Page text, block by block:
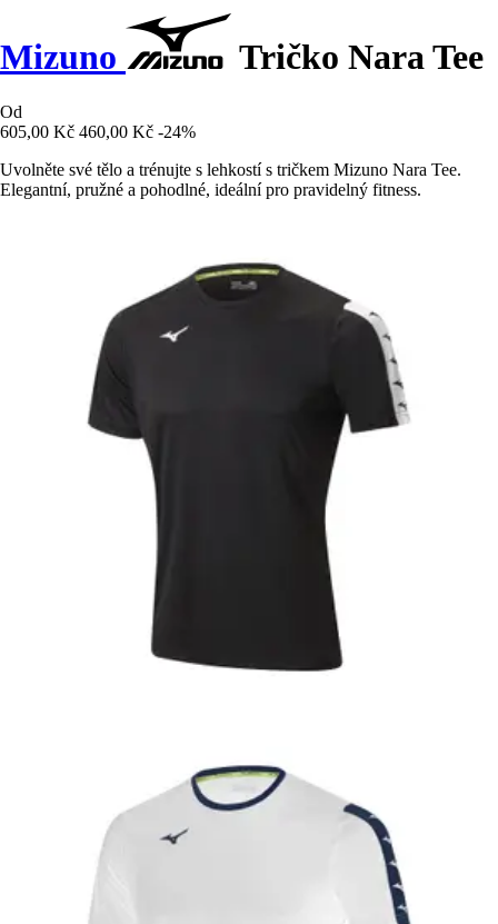
Mizuno Tričko Nara Tee
Od
605,00 Kč 460,00 Kč -24%
Uvolněte své tělo a trénujte s lehkostí s tričkem Mizuno Nara Tee.
Elegantní, pružné a pohodlné, ideální pro pravidelný fitness.